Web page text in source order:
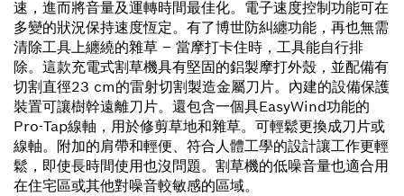
速，進而將音量及運轉時間最佳化。電子速度控制功能可在
多變的狀況保持速度恆定。有了博世防糾纏功能，再也無需
清除工具上纏繞的雜草 – 當摩打卡住時，工具能自行排
除。這款充電式割草機具有堅固的鋁製摩打外殼，並配備有
切割直徑23 cm的雷射切割製造金屬刀片。內建的設備保護
裝置可讓樹幹遠離刀片。還包含一個具EasyWind功能的
Pro-Tap線軸，用於修剪草地和雜草。可輕鬆更換成刀片或
線軸。附加的肩帶和輕便、符合人體工學的設計讓工作更輕
鬆，即使長時間使用也沒問題。割草機的低噪音量也適合用
在住宅區或其他對噪音較敏感的區域。